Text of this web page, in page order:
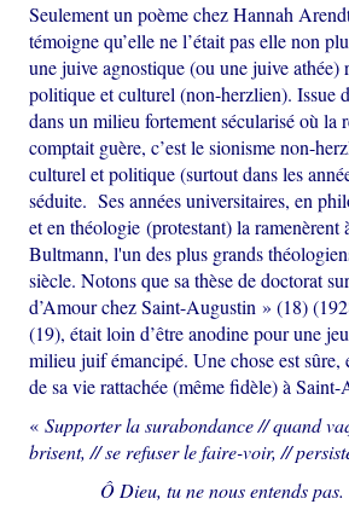
Seulement un poème chez Hannah
témoigne qu’elle ne l’était pas elle non
une juive agnostique (ou une juive athée)
politique et culturel (non-herzlien). Issue
dans un milieu fortement sécularisé où la
comptait guère, c’est le sionisme non-
culturel et politique (surtout dans les
séduite. Ses années universitaires, en
et en théologie (protestant) la
Bultmann, l'un des plus grands
siècle. Notons que sa thèse de doctorat
d’Amour chez Saint-Augustin » (18)
(19), était loin d’être anodine pour une
milieu juif émancipé. Une chose est sûre,
de sa vie rattachée (même fidèle) à
«Supporter la surabondance // quand
brisent, // se refuser le faire-voir, //
Ô Dieu, tu ne nous entends pas.